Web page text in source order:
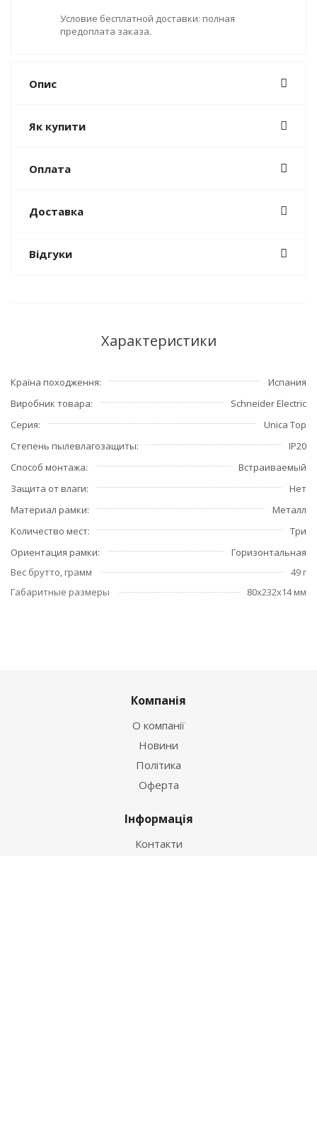
Условие бесплатной доставки: полная
предоплата заказа.
Опис
Як купити
Оплата
Доставка
Відгуки
Характеристики
Країна походження
Испания
Виробник товара
Schneider Electric
Серия
Unica Top
Степень пылевлагозащиты
IP20
Способ монтажа
Встраиваемый
Защита от влаги
Нет
Материал рамки
Металл
Количество мест
Три
Ориентация рамки
Горизонтальная
Вес брутто, грамм
49 г
Габаритные размеры
80x232x14 мм
Компанія
О компанії
Новини
Політика
Оферта
Інформація
Контакти